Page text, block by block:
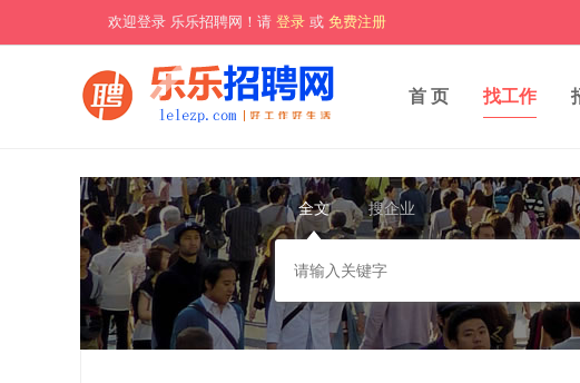
欢迎登录 乐乐招聘网！请 登录 或 免费注册
首 页 找工作
全文 搜企业